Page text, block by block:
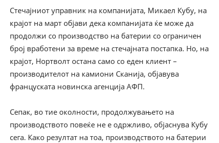
Стечајниот управник на компанијата, Микаел Кубу, на
крајот на март објави дека компанијата ќе може да
продолжи со производство на батерии со ограничен
број вработени за време на стечајната постапка. Но, на
крајот, Нортволт остана само со еден клиент –
производителот на камиони Сканија, објавува
француската новинска агенција АФП.
Сепак, во тие околности, продолжувањето на
производството повеќе не е одржливо, објаснува Кубу
сега. Како резултат на тоа, производството на батерии